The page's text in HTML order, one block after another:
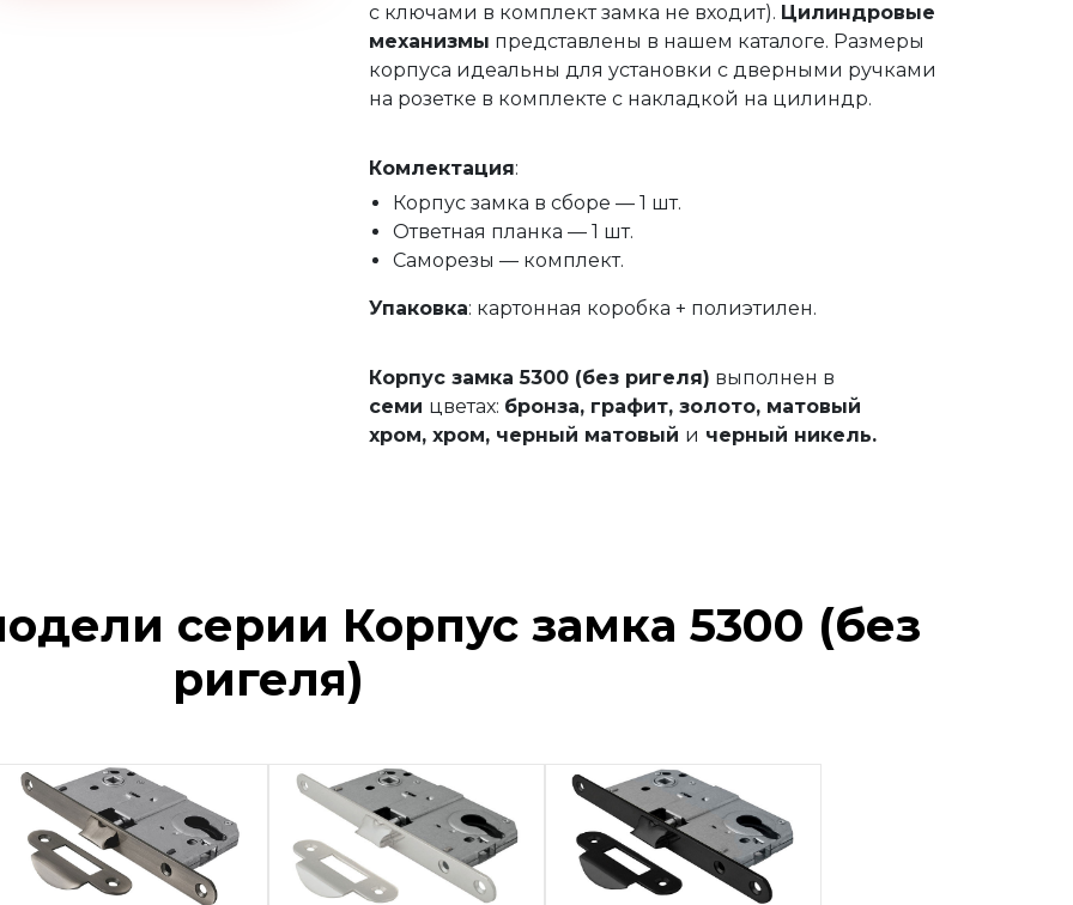
с ключами в комплект замка не входит). Цилиндровые
механизмы представлены в нашем каталоге. Размеры
корпуса идеальны для установки с дверными ручками
на розетке в комплекте с накладкой на цилиндр.
Комлектация:
Корпус замка в сборе — 1 шт.
Ответная планка — 1 шт.
Саморезы — комплект.
Упаковка: картонная коробка + полиэтилен.
Корпус замка 5300 (без ригеля) выполнен в
семи цветах: бронза, графит, золото, матовый
хром, хром, черный матовый и черный никель.
серии Корпус замка 5300 (без
ригеля)